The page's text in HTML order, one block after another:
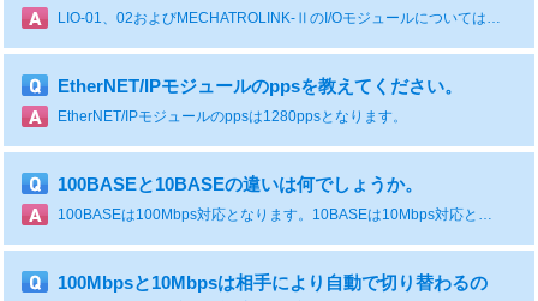
LIO-01、02およびMECHATROLINK-ⅡのI/Oモジュールについては重複不可になっています。 LIO-04など重複可能なものもありますが、そちらは重複しないといけない仕様です。 詳細は以下のマニュアルを参照ください。 I/Oモジュールユーザーズマニュアル https://www.e-mechatronics.com/download/manual/download.html?qCategory=%E3%82%B3%E3%83%B3%E3%83%88%E3%83%AD%E3%83%BC%E3%83%A9&qLang=en&qTarget=794
EtherNET/IPモジュールのppsを教えてください。
EtherNET/IPモジュールのppsは1280ppsとなります。
100BASEと10BASEの違いは何でしょうか。
100BASEは100Mbps対応となります。10BASEは10Mbps対応となります。
100Mbpsと10Mbpsは相手により自動で切り替わるの